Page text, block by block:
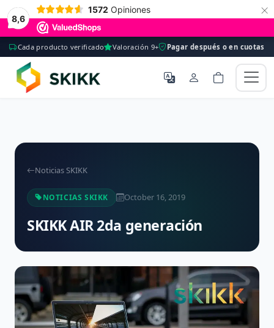
8,6
1572 Opiniones ×
Cada producto verificado Valoración 9+ Pagar después o en cuotas
Noticias SKIKK
NOTICIAS SKIKK October 16, 2019
SKIKK AIR 2da generación